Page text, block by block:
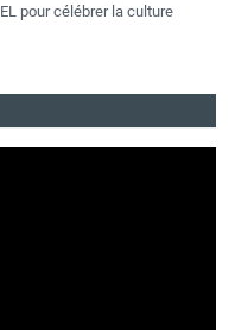
pour célébrer la culture